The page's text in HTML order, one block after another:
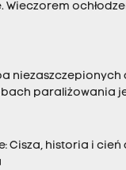
Wieczorem
niezaszczepionych
paraliżowania
Cisza, historia i